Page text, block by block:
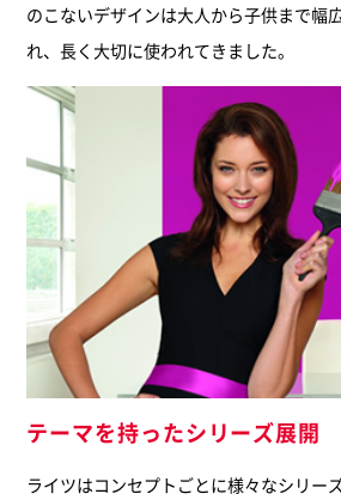
のこないデザインは大人から子供まで幅
れ、長く大切に使われてきました。
テーマを持ったシリーズ展開
ライツはコンセプトごとに様々なシリー